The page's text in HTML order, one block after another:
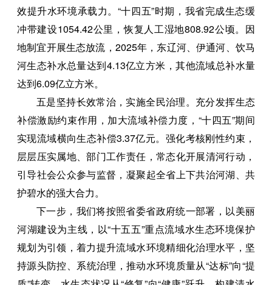
效提升水环境承载力。“十四五”时期，我省完成生态缓
冲带建设1054.42公里，恢复人工湿地808.92公顷。因
地制宜开展生态放流，2025年，东辽河、伊通河、饮马
河生态补水总量达到4.13亿立方米，其他流域总补水量
达到6.09亿立方米。
五是坚持长效常治，实施全民治理。充分发挥生态
补偿激励约束作用，加大流域补偿力度，“十四五”期间
实现流域横向生态补偿3.37亿元。强化考核刚性约束，
层层压实属地、部门工作责任，常态化开展清河行动，
引导社会公众参与监督，凝聚起全省上下共治河湖、共
护碧水的强大合力。
下一步，我们将按照省委省政府统一部署，以美丽
河湖建设为主线，以“十五五”重点流域水生态环境保护
规划为引领，着力提升流域水环境精细化治理水平，坚
持源头防控、系统治理，推动水环境质量从“达标”向“提